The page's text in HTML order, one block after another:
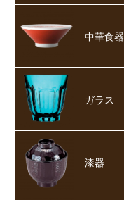
中華食器
ガラス
漆器